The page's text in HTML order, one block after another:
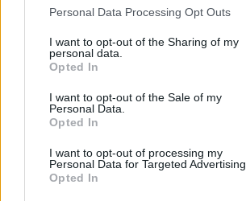
Personal Data Processing Opt Outs
I want to opt-out of the Sharing of my
personal data.
Opted In
I want to opt-out of the Sale of my
Personal Data.
Opted In
I want to opt-out of processing my
Personal Data for Targeted Advertising.
Opted In